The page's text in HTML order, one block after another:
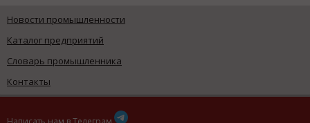
Новости промышленности
Каталог предприятий
Словарь промышленника
Контакты